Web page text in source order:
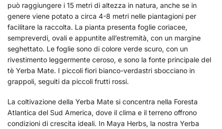
può raggiungere i 15 metri di altezza in natura, anche se in
genere viene potato a circa 4-8 metri nelle piantagioni per
facilitare la raccolta. La pianta presenta foglie coriacee,
sempreverdi, ovali e appuntite all’estremità, con un margine
seghettato. Le foglie sono di colore verde scuro, con un
rivestimento leggermente ceroso, e sono la fonte principale del
tè Yerba Mate. I piccoli fiori bianco-verdastri sbocciano in
grappoli, seguiti da piccoli frutti rossi.
La coltivazione della Yerba Mate si concentra nella Foresta
Atlantica del Sud America, dove il clima e il terreno offrono
condizioni di crescita ideali. In Maya Herbs, la nostra Yerba